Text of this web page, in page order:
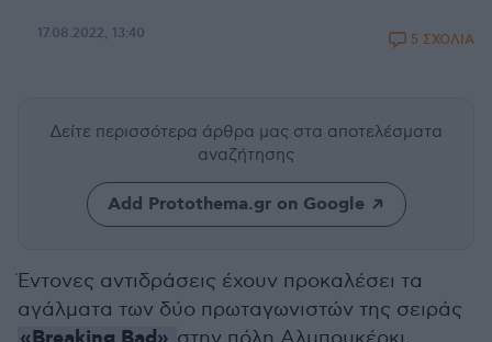
17.08.2022, 13:40 5 ΣΧΟΛΙΑ
Δείτε περισσότερα άρθρα μας στα αποτελέσματα
αναζήτησης
Add Protothema.gr on Google
Έντονες αντιδράσεις έχουν προκαλέσει τα
αγάλματα των δύο πρωταγωνιστών της σειράς